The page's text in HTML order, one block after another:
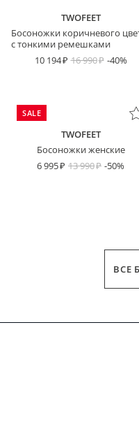
TWOFEET
Босоножки коричневого
с тонкими ремешками
10 194
16 990 -40%
SALE
TWOFEET
Босоножки женские
6 995
13 990 -50%
ВСЕ